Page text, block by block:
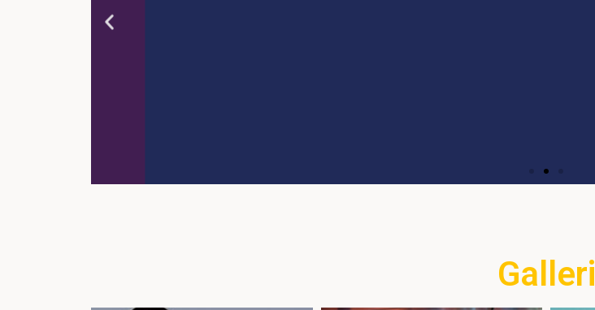
Galleri